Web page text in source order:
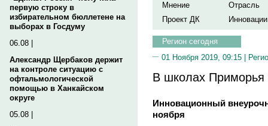
первую строку в
избирательном бюллетене на
выборах в Госдуму
06.08 |
Александр Щербаков держит
на контроле ситуацию с
офтальмологической
помощью в Ханкайском
округе
05.08 |
Мнение
Отрасль
Проект ДК
Инновации
Регион сегодня
01 Ноября 2019, 09:15 |
В школах Приморья
Инновационный
ноября